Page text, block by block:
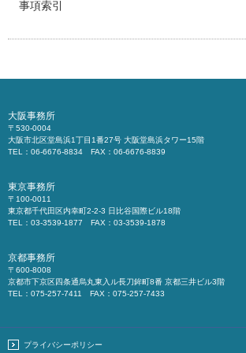
事項索引
大阪事務所
〒530-0004
大阪市北区堂島浜1丁目1番27号 大阪堂島浜タワー15階
TEL：06-6676-8834 FAX：06-6676-8839
東京事務所
〒100-0011
東京都千代田区内幸町2-2-3 日比谷国際ビル18階
TEL：03-3539-1877 FAX：03-3539-1878
京都事務所
〒600-8008
京都市下京区四条通烏丸東入ル長刀鉾町8番 京都三井ビル3階
TEL：075-257-7411 FAX：075-257-7433
プライバシーポリシー